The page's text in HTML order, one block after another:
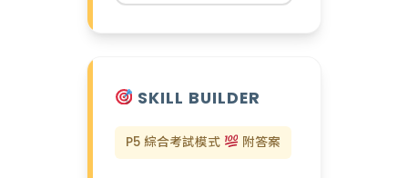
SKILL BUILDER
P5 綜合考試模式 附答案